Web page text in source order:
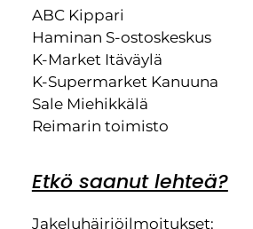
ABC Kippari
Haminan S-ostoskeskus
K-Market Itäväylä
K-Supermarket Kanuuna
Sale Miehikkälä
Reimarin toimisto
Etkö saanut lehteä?
Jakeluhäiriöilmoitukset: